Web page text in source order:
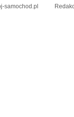
samochod.pl